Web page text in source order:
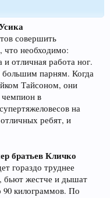
совершить
что необходимо:
и отличная работа ног.
большим парням. Когда
Тайсоном, они
чемпион в
на
ребят, и
братьев Кличко
гораздо труднее
бьют жестче и дышат
килограммов. По